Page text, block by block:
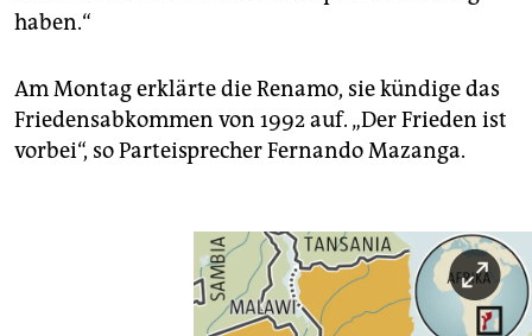
haben.“
Am Montag erklärte die Renamo, sie kündige das
Friedensabkommen von 1992 auf. „Der Frieden ist
vorbei“, so Parteisprecher Fernando Mazanga.